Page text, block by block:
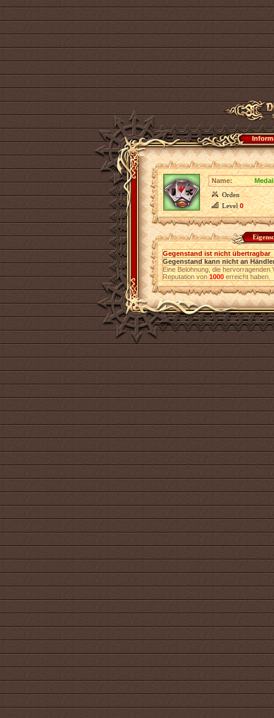
Name:
Orden
Level0
Gegenstand ist nicht übertragbar
Gegenstand kann nicht an
Eine Belohnung, die hervorragenden
Reputation von1000erreicht haben.